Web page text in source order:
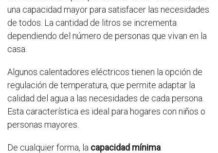
una capacidad mayor para satisfacer las necesidades
de todos. La cantidad de litros se incrementa
dependiendo del número de personas que vivan en la
casa.
Algunos calentadores eléctricos tienen la opción de
regulación de temperatura, que permite adaptar la
calidad del agua a las necesidades de cada persona.
Esta característica es ideal para hogares con niños o
personas mayores.
De cualquier forma, la capacidad mínima